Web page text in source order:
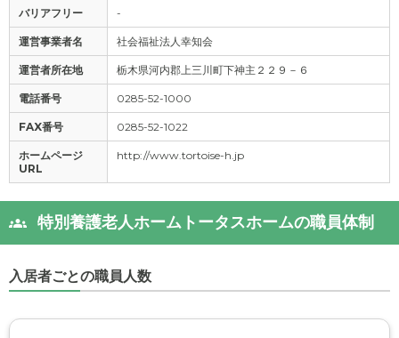
バリアフリー -
運営事業者名 社会福祉法人幸知会
運営者所在地 栃木県河内郡上三川町下神主２２９－６
電話番号 0285-52-1000
FAX番号 0285-52-1022
ホームページ
URL
http://www.tortoise-h.jp
特別養護老人ホームトータスホームの職員体制
入居者ごとの職員人数